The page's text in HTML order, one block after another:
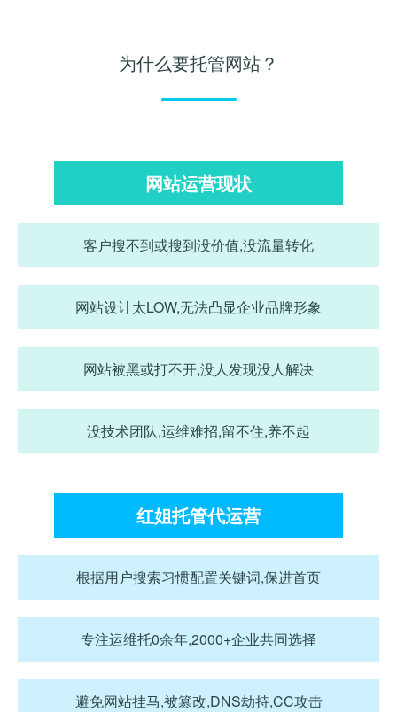
为什么要托管网站？
网站运营现状
客户搜不到或搜到没价值,没流量转化
网站设计太LOW,无法凸显企业品牌形象
网站被黑或打不开,没人发现没人解决
没技术团队,运维难招,留不住,养不起
红姐托管代运营
根据用户搜索习惯配置关键词,保进首页
专注运维托0余年,2000+企业共同选择
避免网站挂马,被篡改,DNS劫持,CC攻击